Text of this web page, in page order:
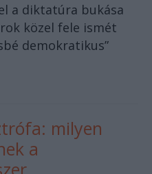
a diktatúra bukása
közel fele ismét
demokratikus”
milyen
a